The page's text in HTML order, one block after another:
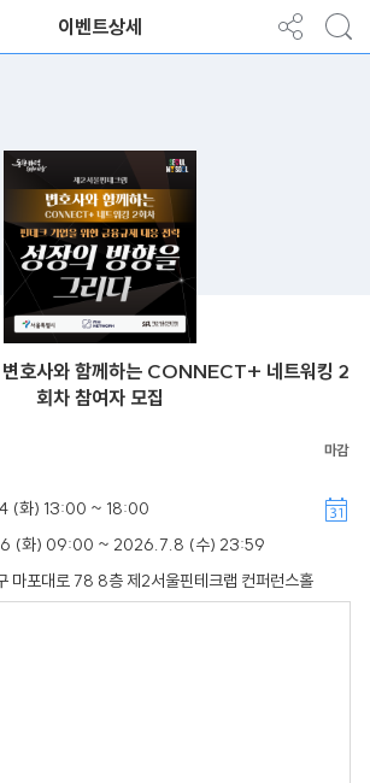
이벤트상세
호사와 함께하는 CONNECT+ 네트워킹 2
회차 참여자 모집
(화) 13:00 ~ 18:00
(화) 09:00 ~ 2026.7.8 (수) 23:59
마포대로 78 8층 제2서울핀테크랩 컨퍼런스홀